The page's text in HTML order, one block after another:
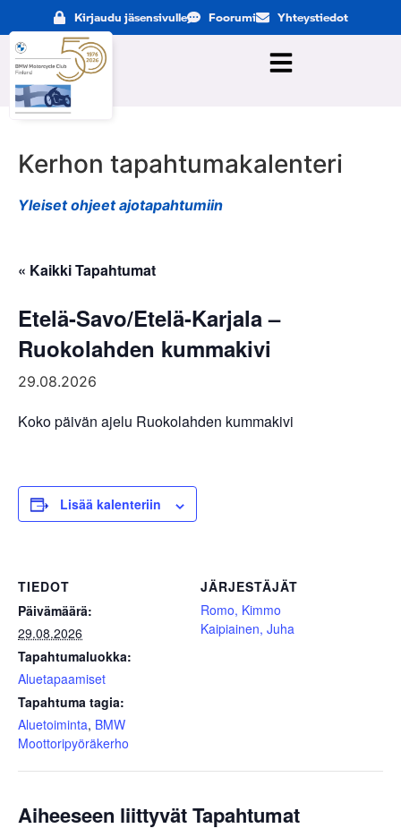
Kirjaudu jäsensivulle Foorumi Yhteystiedot
Kerhon tapahtumakalenteri
Yleiset ohjeet ajotapahtumiin
« Kaikki Tapahtumat
Etelä-Savo/Etelä-Karjala –
Ruokolahden kummakivi
29.08.2026
Koko päivän ajelu Ruokolahden kummakivi
Lisää kalenteriin
TIEDOT
Päivämäärä:
29.08.2026
Tapahtumaluokka:
Aluetapaamiset
Tapahtuma tagia:
Aluetoiminta, BMW
Moottoripyöräkerho
JÄRJESTÄJÄT
Romo, Kimmo
Kaipiainen, Juha
Aiheeseen liittyvät Tapahtumat